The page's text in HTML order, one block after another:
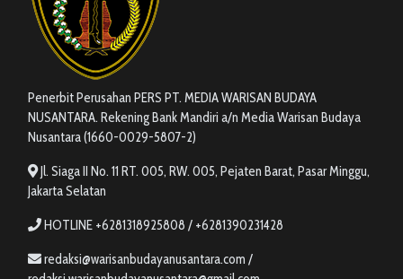
Penerbit Perusahan PERS PT. MEDIA WARISAN BUDAYA
NUSANTARA. Rekening Bank Mandiri a/n Media Warisan Budaya
Nusantara (1660-0029-5807-2)
Jl. Siaga II No. 11 RT. 005, RW. 005, Pejaten Barat, Pasar Minggu,
Jakarta Selatan
HOTLINE +6281318925808 / +6281390231428
redaksi@warisanbudayanusantara.com /